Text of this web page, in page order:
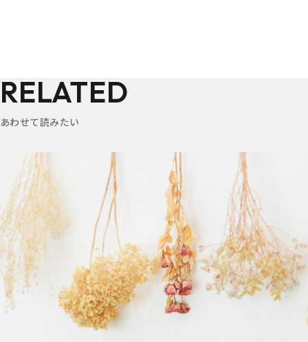
RELATED
あわせて読みたい